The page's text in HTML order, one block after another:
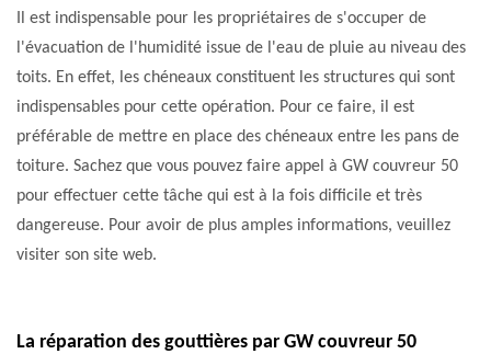
Il est indispensable pour les propriétaires de s'occuper de
l'évacuation de l'humidité issue de l'eau de pluie au niveau des
toits. En effet, les chéneaux constituent les structures qui sont
indispensables pour cette opération. Pour ce faire, il est
préférable de mettre en place des chéneaux entre les pans de
toiture. Sachez que vous pouvez faire appel à GW couvreur 50
pour effectuer cette tâche qui est à la fois difficile et très
dangereuse. Pour avoir de plus amples informations, veuillez
visiter son site web.
La réparation des gouttières par GW couvreur 50